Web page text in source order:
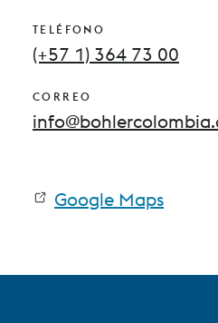
TELÉFONO
(+57 1) 364 73 00
CORREO
Google Maps